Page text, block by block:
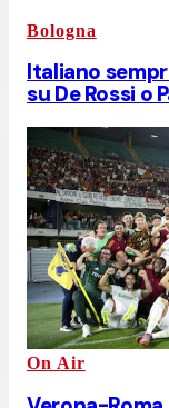
Bologna
Italiano
su De Rossi o
On Air